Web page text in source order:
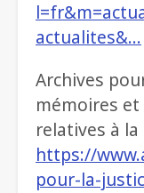
actualites&…
Archives
mémoires
relatives à
https://
pour-la-